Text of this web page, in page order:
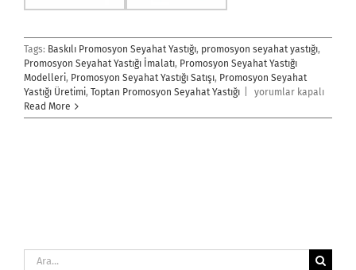
Tags: Baskılı Promosyon Seyahat Yastığı, promosyon seyahat yastığı,
Promosyon Seyahat Yastığı İmalatı, Promosyon Seyahat Yastığı
Modelleri, Promosyon Seyahat Yastığı Satışı, Promosyon Seyahat
Yastığı Üretimi, Toptan Promosyon Seyahat Yastığı
Promosyon
Yastığı
yorumlar kapalı
Read More
Ara: